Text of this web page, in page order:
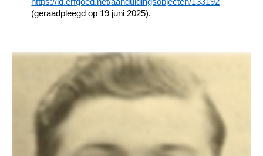
(geraadpleegd op 19 juni 2025).